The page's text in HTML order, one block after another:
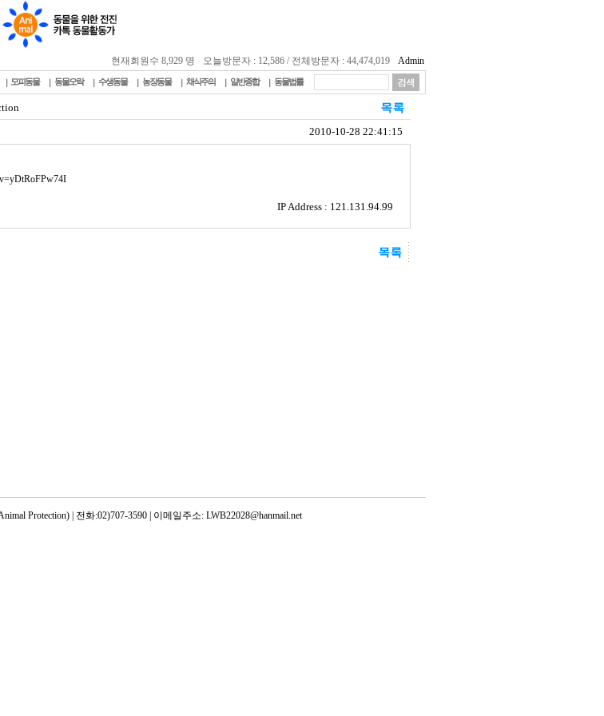
현재회원수 8,929 명 오늘방문자 : 12,586 / 전체방문자 : 44,474,019 Admin
모피동물 동물오락 수생동물 농장동물 채식주의 일반종합 동물법률
2010-10-28 22:41:15
IP Address : 121.131.94.99
Protection) | 전화:02)707-3590 | 이메일주소: LWB22028@hanmail.net